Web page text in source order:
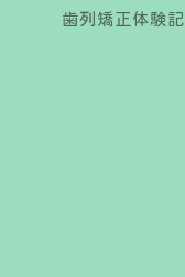
歯列矯正体験記